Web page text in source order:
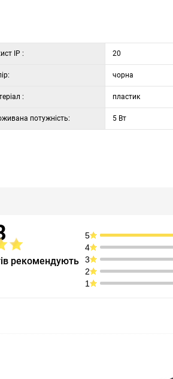
IP : 20
чорна
: пластик
потужність: 5 Вт
рекомендують
5
4
3
2
1